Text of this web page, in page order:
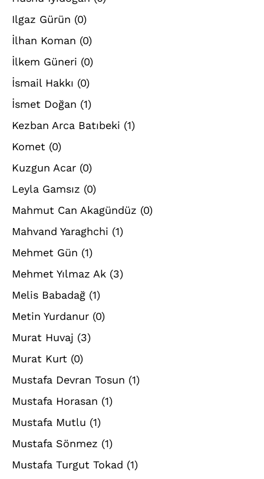
Ilgaz Gürün (0)
İlhan Koman (0)
İlkem Güneri (0)
İsmail Hakkı (0)
İsmet Doğan (1)
Kezban Arca Batıbeki (1)
Komet (0)
Kuzgun Acar (0)
Leyla Gamsız (0)
Mahmut Can Akagündüz (0)
Mahvand Yaraghchi (1)
Mehmet Gün (1)
Mehmet Yılmaz Ak (3)
Melis Babadağ (1)
Metin Yurdanur (0)
Murat Huvaj (3)
Murat Kurt (0)
Mustafa Devran Tosun (1)
Mustafa Horasan (1)
Mustafa Mutlu (1)
Mustafa Sönmez (1)
Mustafa Turgut Tokad (1)